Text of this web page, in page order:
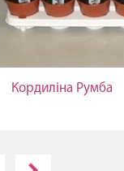
Кордиліна Румба